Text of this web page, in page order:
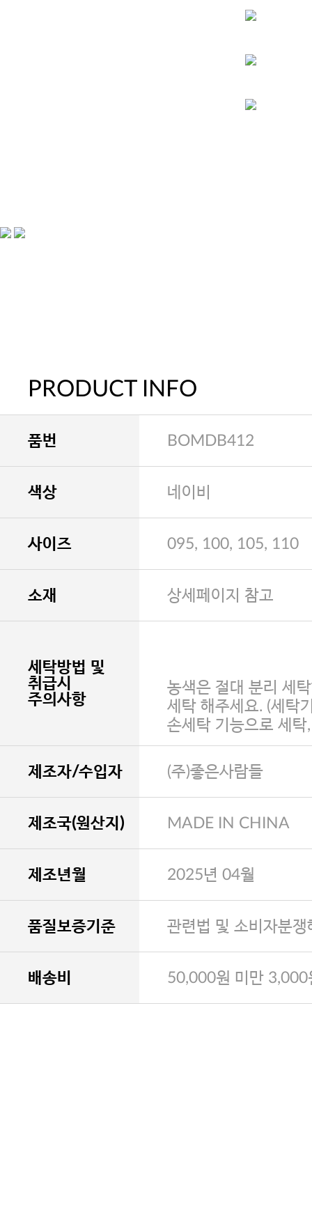
PRODUCT INFO
품번 BOMDB412
색상 네이비
사이즈 095, 100, 105, 110
소재 상세페이지 참고
세탁방법 및
취급시
주의사항
농색은 절대 분리 세
세탁 해주세요. (세탁
손세탁 기능으로 세탁
제조자/수입자 (주)좋은사람들
제조국(원산지) MADE IN CHINA
제조년월 2025년 04월
품질보증기준 관련법 및 소비자분
배송비 50,000원 미만 3,000